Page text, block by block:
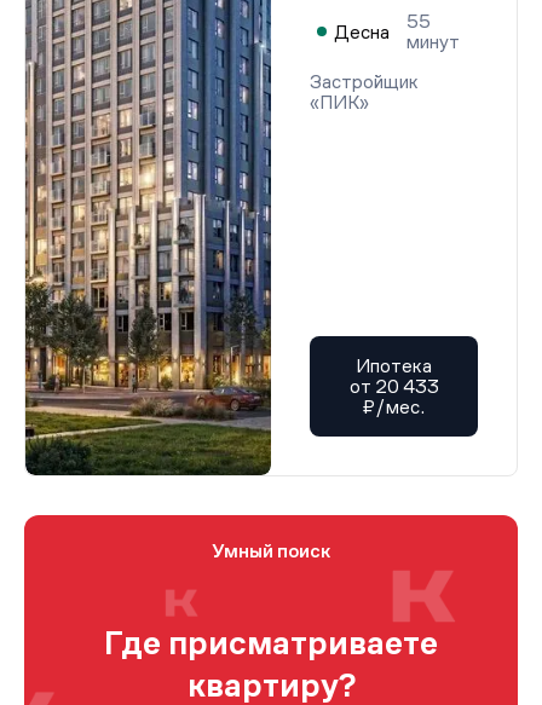
Десна
55
минут
Застройщик
«ПИК»
Ипотека
от 20 433
₽/мес.
Умный поиск
Где присматриваете
квартиру?